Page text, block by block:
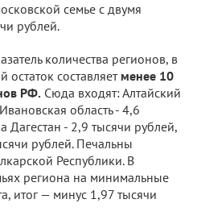
семье с двумя
рублей.
количества регионов, в
составляетменее 10
РФ. Сюда входят: Алтайский
область - 4,6
Дагестан - 2,9 тысячи рублей,
рублей. Печальны
Республики. В
региона на минимальные
итог — минус 1,97 тысячи